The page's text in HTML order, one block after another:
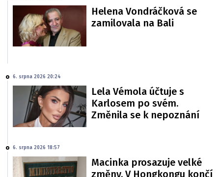
Helena Vondráčková se
zamilovala na Bali
6. srpna 2026 20:24
Lela Vémola účtuje s
Karlosem po svém.
Změnila se k nepoznání
6. srpna 2026 18:57
Macinka prosazuje velké
změny. V Hongkongu končí